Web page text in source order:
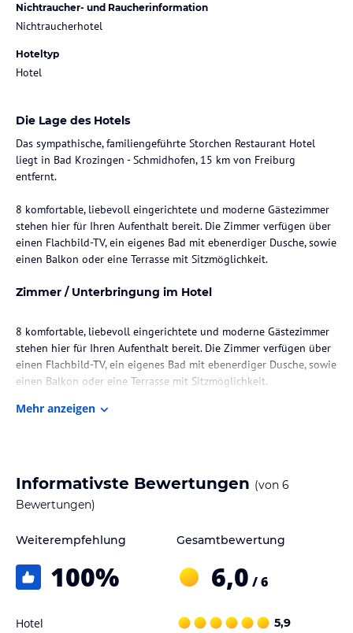
Nichtraucher- und Raucherinformation
Nichtraucherhotel
Hoteltyp
Hotel
Die Lage des Hotels
Das sympathische, familiengeführte Storchen Restaurant Hotel
liegt in Bad Krozingen - Schmidhofen, 15 km von Freiburg
entfernt.
8 komfortable, liebevoll eingerichtete und moderne Gästezimmer
stehen hier für Ihren Aufenthalt bereit. Die Zimmer verfügen über
einen Flachbild-TV, ein eigenes Bad mit ebenerdiger Dusche, sowie
Zimmer / Unterbringung im Hotel
8 komfortable, liebevoll eingerichtete und moderne Gästezimmer
stehen hier für Ihren Aufenthalt bereit. Die Zimmer verfügen über
einen Flachbild-TV, ein eigenes Bad mit ebenerdiger Dusche, sowie
einen Balkon oder eine Terrasse mit Sitzmöglichkeit.
Das erweiterte kontinentale Frühstück mit hausgemachten
Gastronomie im Hotel
Das Restaurant im historischen Gebäude von 1764 ist mit einem
Frischeküche weit über die Grenzen des Schwarzwalds bekannt.
Hinweis: Allgemeine und unverbindliche
Hoteliers-/Veranstalter-/Kataloginformationen. Alle Angaben
lies vor der Buchung die verbindlichen Angebotsdetails
Mehr anzeigen
Informativste Bewertungen (von 6
Bewertungen)
Weiterempfehlung
100%
Gesamtbewertung
6,0 / 6
Hotel 5,9